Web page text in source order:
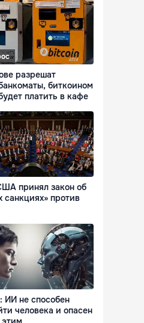
разрешат
биткоином
платить в кафе
принял закон об
санкциях» против
ИИ не способен
человека и опасен